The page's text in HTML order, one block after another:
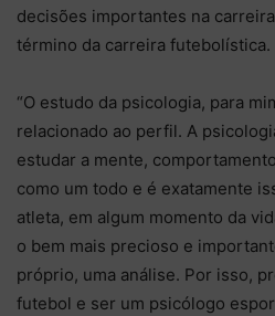
decisões importantes na
término da carreira futebolística.
“O estudo da psicologia, para
relacionado ao perfil. A
estudar a mente,
como um todo e é exatamente
atleta, em algum momento da
o bem mais precioso e
próprio, uma análise. Por isso,
futebol e ser um psicólogo